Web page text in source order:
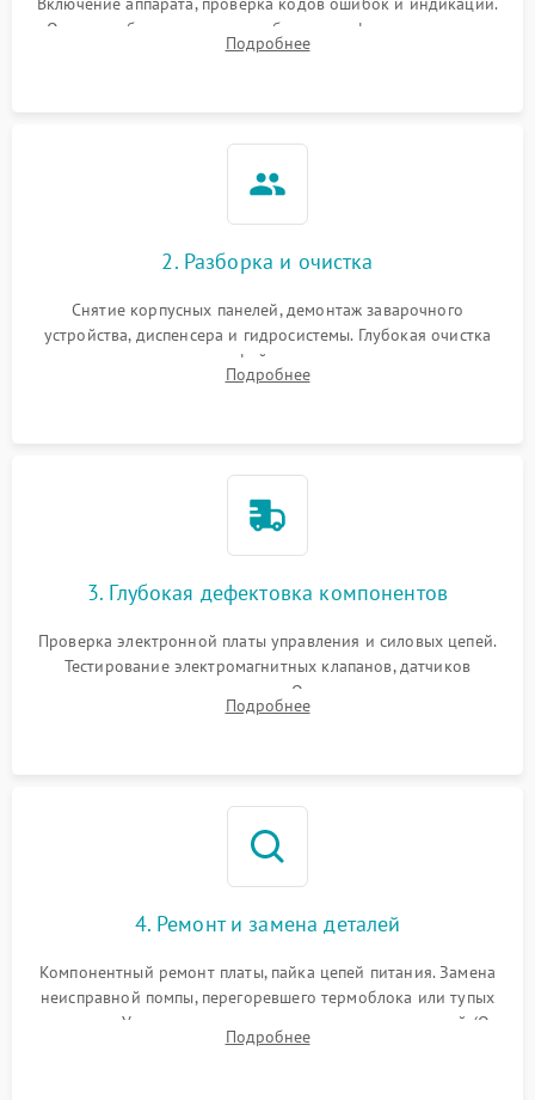
Оценка работы помпы, термоблока и кофемолки на слух.
Измерение температуры и давления воды для выявления
Подробнее
2. Разборка и очистка
Снятие корпусных панелей, демонтаж заварочного
устройства, диспенсера и гидросистемы. Глубокая очистка
внутренних узлов от кофейных масел, жмыха и накипи.
Промывка дренажных каналов и фильтров с использованием
Подробнее
3. Глубокая дефектовка компонентов
Проверка электронной платы управления и силовых цепей.
Тестирование электромагнитных клапанов, датчиков
температуры и расходомера. Оценка степени износа
жерновов кофемолки, уплотнительных колец гидросистемы
Подробнее
4. Ремонт и замена деталей
Компонентный ремонт платы, пайка цепей питания. Замена
неисправной помпы, перегоревшего термоблока или тупых
жерновов. Установка новых силиконовых уплотнителей (O-
ring) и тефлоновых трубок для надежного устранения
Подробнее